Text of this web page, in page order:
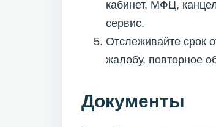
кабинет, МФЦ,
сервис.
Отслеживайте срок
жалобу, повторное
Документы